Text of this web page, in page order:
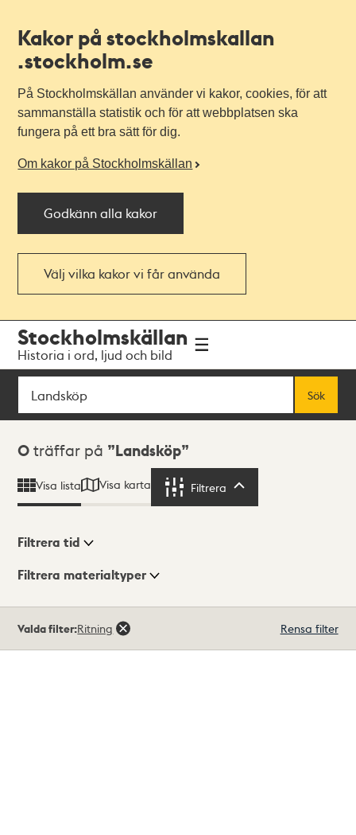
Kakor på stockholmskallan
.stockholm.se
På Stockholmskällan använder vi kakor, cookies, för att
sammanställa statistik och för att webbplatsen ska
fungera på ett bra sätt för dig.
Om kakor på Stockholmskällan
Godkänn alla kakor
Välj vilka kakor vi får använda
navigationen
huvudinnehållet
Stockholmskällan
Historia i ord, ljud och bild
Sök
Sök
Sökresultat
0 träffar på Landsköp
Visa lista Visa karta Filtrera
Visningsläge
Filtrera tid
Filtrera materialtyper
träffar
Valda filter:Ritning Rensa filter